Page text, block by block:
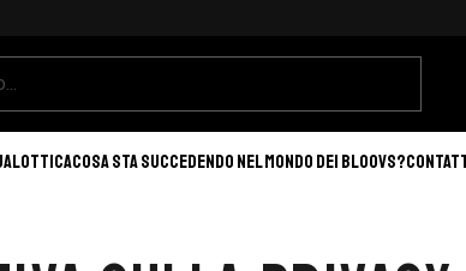
OTTICACOSA STA SUCCEDENDO NEL MONDO DEI BLOOVS?